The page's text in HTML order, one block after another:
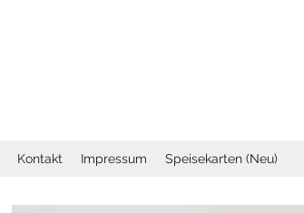
Kontakt Impressum Speisekarten (Neu)